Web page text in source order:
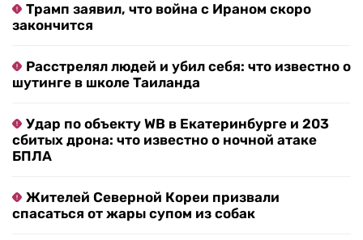
Трамп заявил, что война с Ираном скоро
закончится
Расстрелял людей и убил себя: что известно о
шутинге в школе Таиланда
Удар по объекту WB в Екатеринбурге и 203
сбитых дрона: что известно о ночной атаке
БПЛА
Жителей Северной Кореи призвали
спасаться от жары супом из собак